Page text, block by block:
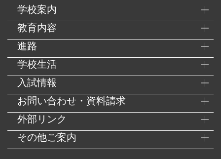
学校案内
教育内容
進路
学校生活
入試情報
お問い合わせ・資料請求
外部リンク
その他ご案内